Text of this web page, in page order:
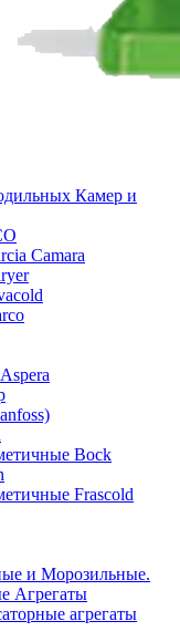
Камер и
Camara
Bock
Frascold
и Морозильные.
Агрегаты
агрегаты